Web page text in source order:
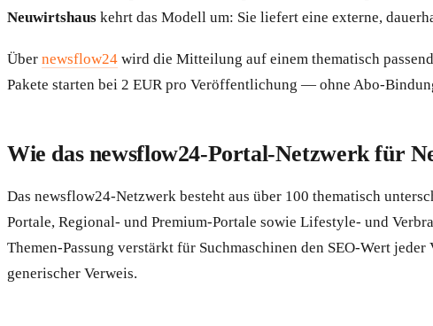
Neuwirtshaus kehrt das Modell um: Sie liefert eine externe,
Über newsflow24 wird die Mitteilung auf einem thematisch
Pakete starten bei 2 EUR pro Veröffentlichung — ohne Abo-
Wie das newsflow24-Portal-Netzwerk für
Das newsflow24-Netzwerk besteht aus über 100 thematisch
Portale, Regional- und Premium-Portale sowie Lifestyle- und
Themen-Passung verstärkt für Suchmaschinen den SEO-Wert
generischer Verweis.